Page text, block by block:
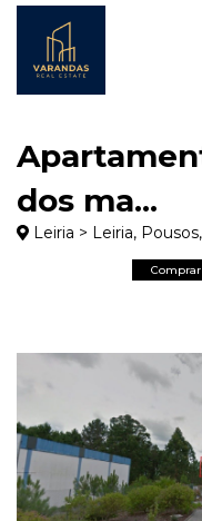
dos ma...
Leiria > Leiria,
Comprar